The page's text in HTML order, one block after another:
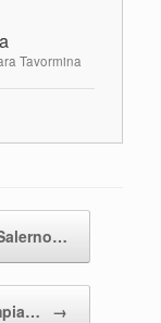
Tavormina
→